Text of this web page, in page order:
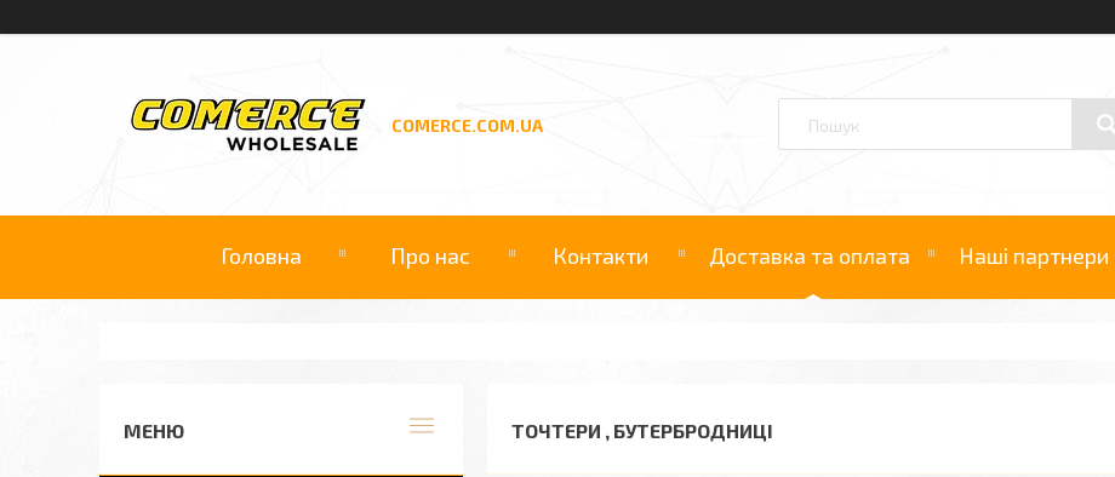
COMERCE.COM.UA
Головна Про нас Контакти Доставка та оплата Наші партнери
ТОЧТЕРИ , БУТЕРБРОДНИЦІ